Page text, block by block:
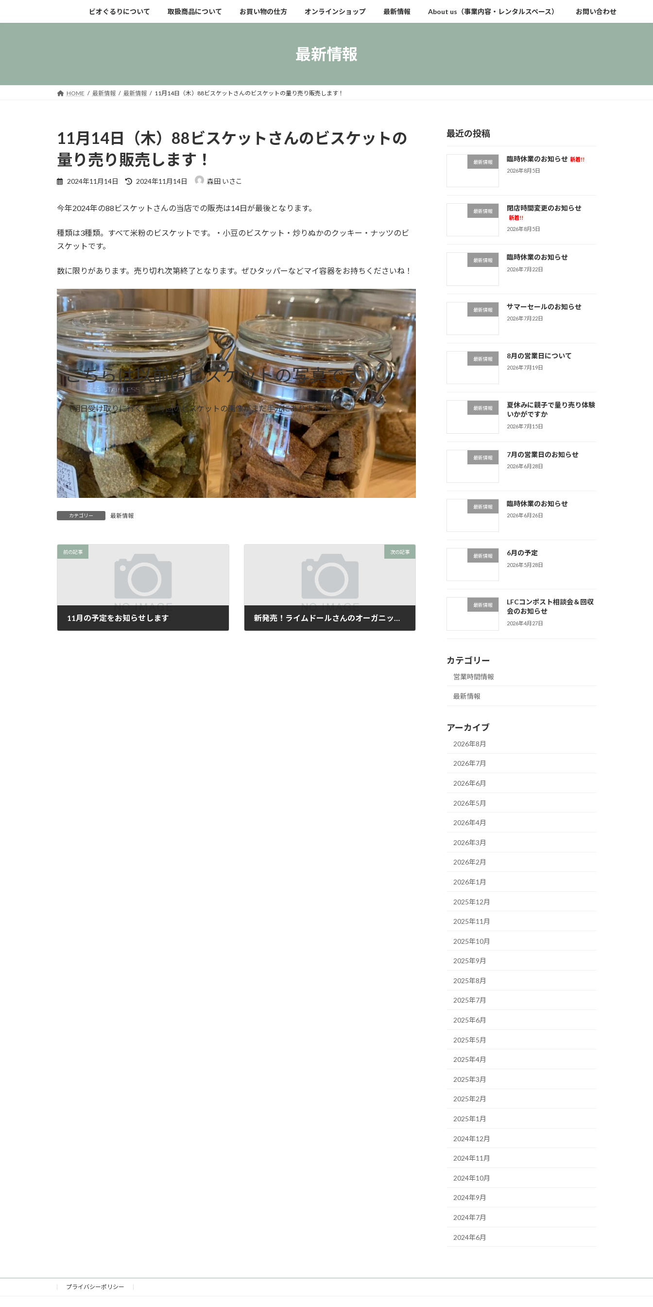
キ
に
ビオぐるりについて 取扱商品について お買い物の仕方 オンラインショップ 最新情報 About us（事業内容・レンタルスペース） お問い合わせ
最新情報
HOME 最新情報 最新情報 11月14日（木）88ビスケットさんのビスケットの量り売り販売します！
11月14日（木）88ビスケットさんのビスケットの
量り売り販売します！
2024年11月14日
最
新
時
:
2024年11月14日 森田 いさこ
今年2024年の88ビスケットさんの当店での販売は14日が最後となります。
種類は3種類。すべて米粉のビスケットです。・小豆のビスケット・炒りぬかのクッキー・ナッツのビ
スケットです。
数に限りがあります。売り切れ次第終了となります。ぜひタッパーなどマイ容器をお持ちくださいね！
こちらは以前のビスケットの写真です
（明日受け取りに行くため今回のビスケットの画像がまだ手元にありません）
カテゴリー 最新情報
前の記事
11月の予定をお知らせします
次の記事
最近の投稿
最新情報 臨時休業のお知らせ 新着!!
2026年8月5日
最新情報 閉店時間変更のお知らせ
新着!!
2026年8月5日
最新情報 臨時休業のお知らせ
2026年7月22日
最新情報 サマーセールのお知らせ
2026年7月22日
最新情報 8月の営業日について
2026年7月19日
最新情報
夏休みに親子で量り売り体験
いかがですか
2026年7月15日
最新情報 7月の営業日のお知らせ
2026年6月28日
最新情報 臨時休業のお知らせ
2026年6月26日
最新情報 6月の予定
2026年5月28日
最新情報
LFCコンポスト相談会＆回収
会のお知らせ
2026年4月27日
カテゴリー
営業時間情報
最新情報
アーカイブ
2026年8月
2026年7月
2026年6月
2026年5月
2026年4月
2026年3月
2026年2月
2026年1月
2025年12月
2025年11月
2025年10月
2025年9月
2025年8月
2025年7月
2025年6月
2025年5月
2025年4月
2025年3月
2025年2月
2025年1月
2024年12月
2024年11月
2024年10月
2024年9月
2024年7月
2024年6月
プライバシーポリシー